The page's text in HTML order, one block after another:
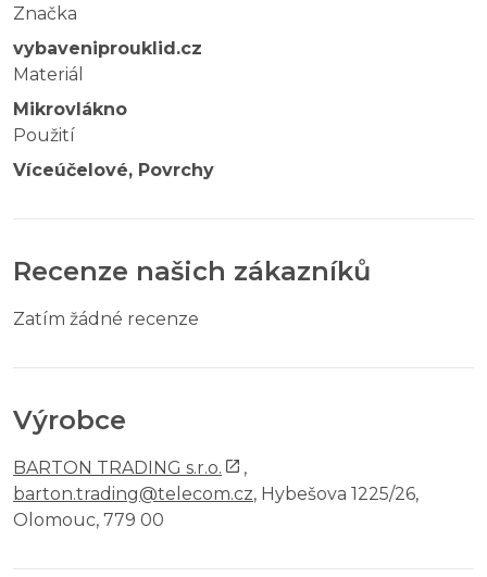
Značka
vybaveniprouklid.cz
Materiál
Mikrovlákno
Použití
Víceúčelové, Povrchy
Recenze našich zákazníků
Zatím žádné recenze
Výrobce
BARTON TRADING s.r.o.
,
barton.trading@telecom.cz, Hybešova 1225/26,
Olomouc, 779 00